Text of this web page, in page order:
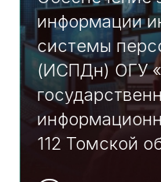
информации
системы
(ИСПДн) ОГУ
112 Томской